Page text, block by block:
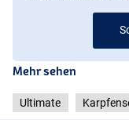
Mehr sehen
Ultimate